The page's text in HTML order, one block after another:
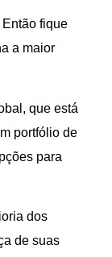
fique
a maior
que está
portfólio de
para
dos
de suas